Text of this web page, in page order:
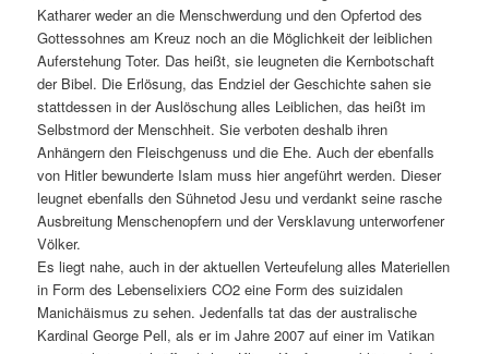
Katharer weder an die Menschwerdung und den Opfertod des
Gottessohnes am Kreuz noch an die Möglichkeit der leiblichen
Auferstehung Toter. Das heißt, sie leugneten die Kernbotschaft
der Bibel. Die Erlösung, das Endziel der Geschichte sahen sie
stattdessen in der Auslöschung alles Leiblichen, das heißt im
Selbstmord der Menschheit. Sie verboten deshalb ihren
Anhängern den Fleischgenuss und die Ehe. Auch der ebenfalls
von Hitler bewunderte Islam muss hier angeführt werden. Dieser
leugnet ebenfalls den Sühnetod Jesu und verdankt seine rasche
Ausbreitung Menschenopfern und der Versklavung unterworfener
Völker.
Es liegt nahe, auch in der aktuellen Verteufelung alles Materiellen
in Form des Lebenselixiers CO2 eine Form des suizidalen
Manichäismus zu sehen. Jedenfalls tat das der australische
Kardinal George Pell, als er im Jahre 2007 auf einer im Vatikan